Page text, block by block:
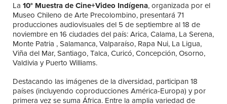
La 10° Muestra de Cine+Video Indígena, organizada por el
Museo Chileno de Arte Precolombino, presentará 71
producciones audiovisuales del 5 de septiembre al 18 de
noviembre en 16 ciudades del país: Arica, Calama, La Serena,
Monte Patria , Salamanca, Valparaíso, Rapa Nui, La Ligua,
Viña del Mar, Santiago, Talca, Curicó, Concepción, Osorno,
Valdivia y Puerto Williams.
Destacando las imágenes de la diversidad, participan 18
países (incluyendo coproducciones América-Europa) y por
primera vez se suma África. Entre la amplia variedad de